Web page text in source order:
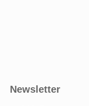
Newsletter